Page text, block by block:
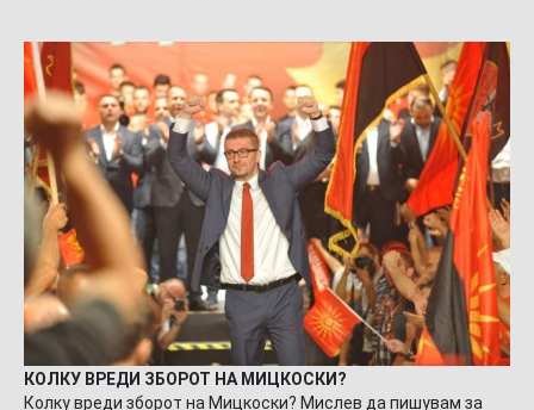
КОЛКУ ВРЕДИ ЗБОРОТ НА МИЦКОСКИ?
Колку вреди зборот на Мицкоски? Мислев да пишувам за